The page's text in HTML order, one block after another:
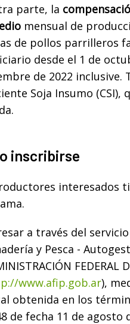
parte, la
mensual de
de pollos parrilleros
desde el 1 de
de 2022 inclusive.
Soja Insumo (CSI),
inscribirse
interesados
a través del
y Pesca -
FEDERAL
www.afip.gob.ar),
obtenida en los
de fecha 11 de